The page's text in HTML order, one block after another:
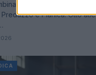
nordica italiana si
e Planica. Otto